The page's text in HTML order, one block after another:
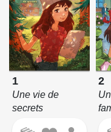
1
Une vie de
secrets
2